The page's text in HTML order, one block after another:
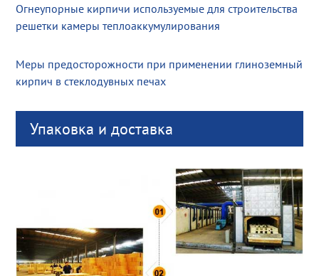
Огнеупорные кирпичи используемые для строительства
решетки камеры теплоаккумулирования
Меры предосторожности при применении глиноземный
кирпич в стеклодувных печах
Упаковка и доставка